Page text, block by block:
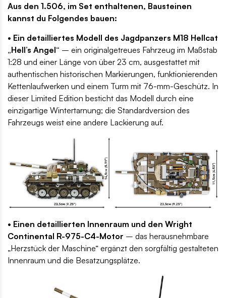
Aus den 1.506, im Set enthaltenen, Bausteinen
kannst du Folgendes bauen:
• Ein detailliertes Modell des Jagdpanzers M18 Hellcat
„Hell’s Angel“ – ein originalgetreues Fahrzeug im Maßstab
1:28 und einer Länge von über 23 cm, ausgestattet mit
authentischen historischen Markierungen, funktionierenden
Kettenlaufwerken und einem Turm mit 76-mm-Geschütz. In
dieser Limited Edition besticht das Modell durch eine
einzigartige Wintertarnung; die Standardversion des
Fahrzeugs weist eine andere Lackierung auf.
• Einen detaillierten Innenraum und den Wright
Continental R-975-C4-Motor – das herausnehmbare
„Herzstück der Maschine“ ergänzt den sorgfältig gestalteten
Innenraum und die Besatzungsplätze.